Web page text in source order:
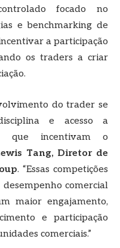
focado no
e benchmarking de
a participação
os traders a criar
do trader se
e acesso a
que incentivam o
Tang, Diretor de
. “Essas competições
comercial
maior engajamento,
e participação
comerciais.”